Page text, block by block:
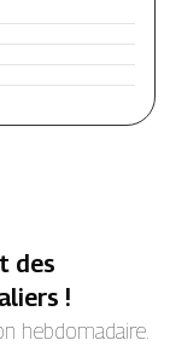
des
!
hebdomadaire.